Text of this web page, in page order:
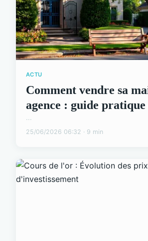
ACTU
Comment vendre sa
agence : guide pratique
...
25/06/2026 06:32 · 9 min